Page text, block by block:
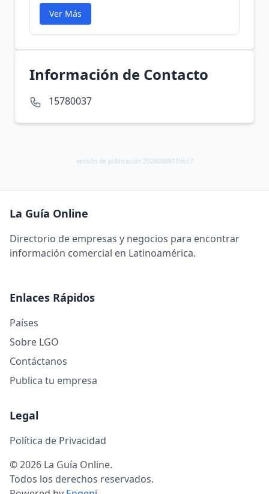
Ver Más
Información de Contacto
15780037
versión de publicación 20260809115657
La Guía Online
Directorio de empresas y negocios para encontrar
información comercial en Latinoamérica.
Enlaces Rápidos
Países
Sobre LGO
Contáctanos
Publica tu empresa
Legal
Política de Privacidad
© 2026 La Guía Online.
Todos los derechos reservados.